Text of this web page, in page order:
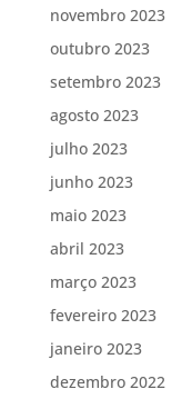
novembro 2023
outubro 2023
setembro 2023
agosto 2023
julho 2023
junho 2023
maio 2023
abril 2023
março 2023
fevereiro 2023
janeiro 2023
dezembro 2022